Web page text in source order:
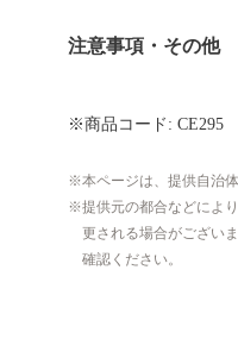
注意事項・その他
※商品コード: CE295
本ページは、提供自治
提供元の都合などによ
更される場合がござい
確認ください。